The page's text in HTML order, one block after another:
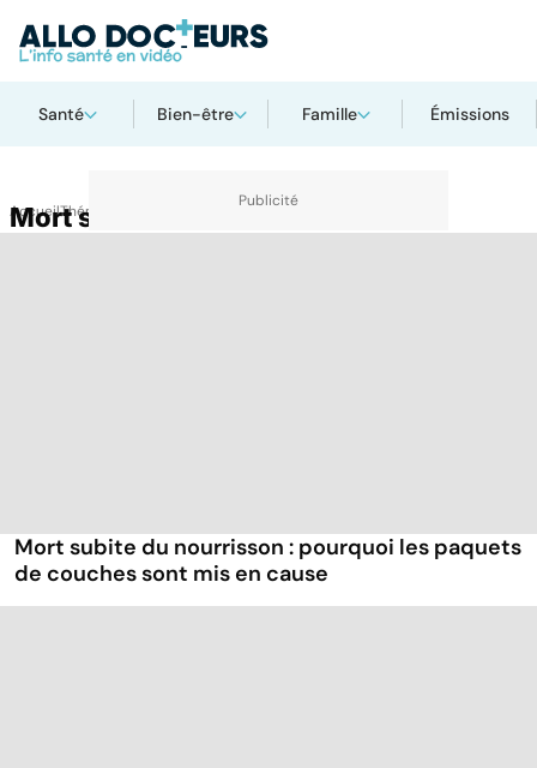
Santé Bien-être Famille Émissions
AccueilThématiques
Mort subite
Mort subite du nourrisson : pourquoi les paquets
de couches sont mis en cause